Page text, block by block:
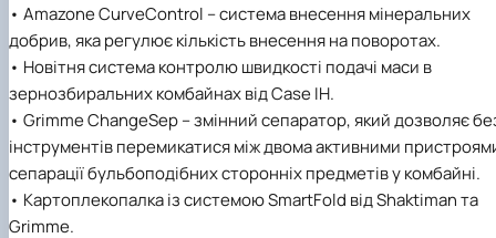
• Amazone CurveControl – система внесення мінеральних
добрив, яка регулює кількість внесення на поворотах.
• Новітня система контролю швидкості подачі маси в
зернозбиральних комбайнах від Case IH.
• Grimme ChangeSep – змінний сепаратор, який дозволяє
інструментів перемикатися між двома активними
сепарації бульбоподібних сторонніх предметів у комбайні.
• Картоплекопалка із системою SmartFold від Shaktiman та
Grimme.